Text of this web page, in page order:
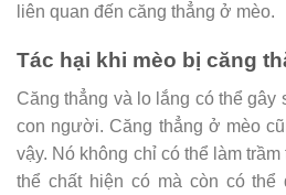
liên quan đến căng thẳng ở mèo.
Tác hại khi mèo bị căng
Căng thẳng và lo lắng có thể
con người. Căng thẳng ở mèo
vậy. Nó không chỉ có thể làm
thể chất hiện có mà còn có thể